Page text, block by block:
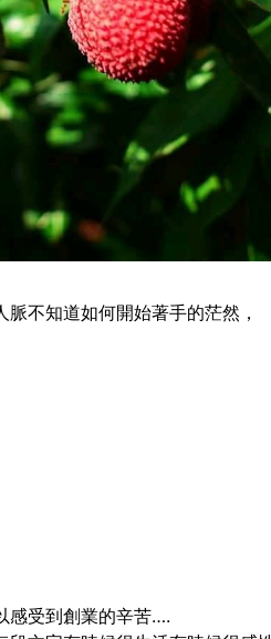
不知道如何開始著手的茫然，
感受到創業的辛苦….